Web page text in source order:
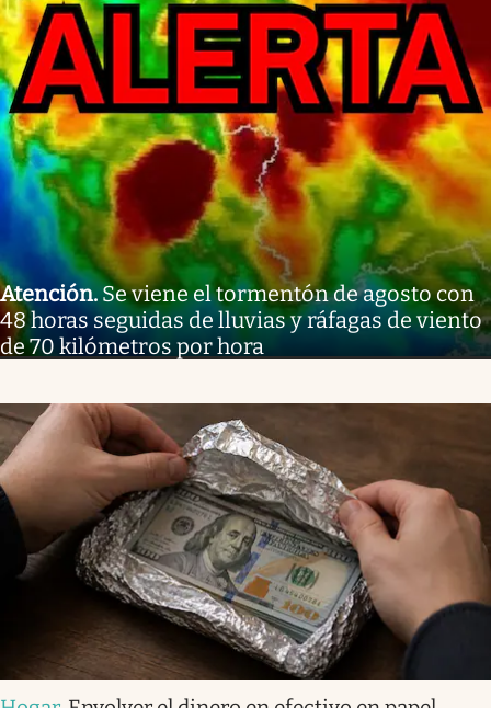
Atención.Se viene el tormentón de agosto con
48 horas seguidas de lluvias y ráfagas de viento
de 70 kilómetros por hora